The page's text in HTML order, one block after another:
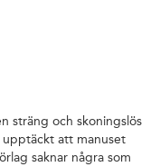
sträng och skoningslös
upptäckt att manuset
saknar några som